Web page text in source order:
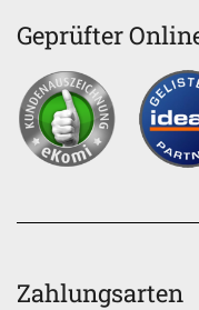
Geprüfter
Zahlungsarten